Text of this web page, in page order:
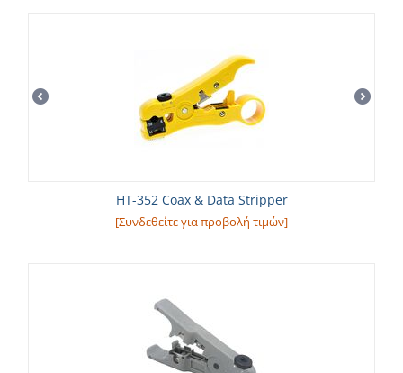
HT-352 Coax & Data Stripper
[Συνδεθείτε για προβολή τιμών]